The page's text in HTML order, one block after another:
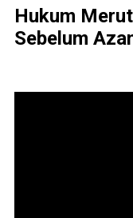
Hukum
Sebelum